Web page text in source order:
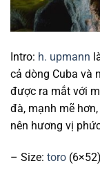
Intro: h. upmann
cả dòng Cuba và
được ra mắt với
đà, mạnh mẽ
nên hương vị
– Size: toro (6×52)